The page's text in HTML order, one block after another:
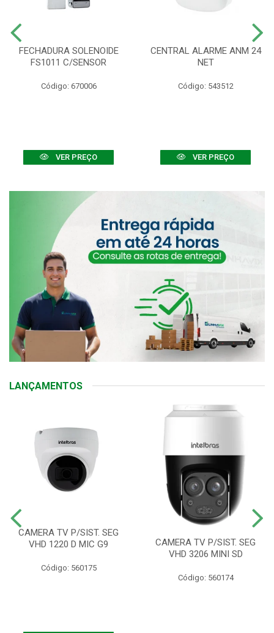
FECHADURA SOLENOIDE
FS1011 C/SENSOR
Código: 670006
VER PREÇO
CENTRAL ALARME ANM 24
NET
Código: 543512
VER PREÇO
LANÇAMENTOS
CAMERA TV P/SIST. SEG
VHD 1220 D MIC G9
Código: 560175
CAMERA TV P/SIST. SEG
VHD 3206 MINI SD
Código: 560174